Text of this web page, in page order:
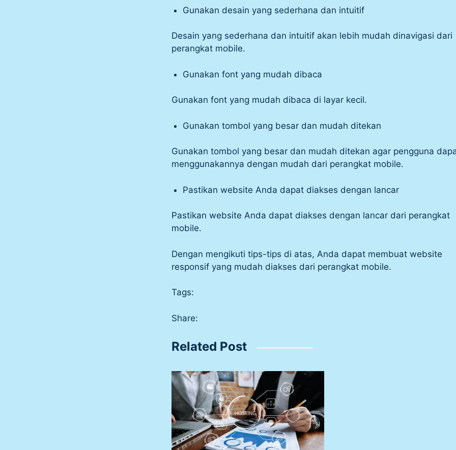
Gunakan desain yang sederhana dan intuitif
Desain yang sederhana dan intuitif akan lebih mudah dinavigasi dari
perangkat mobile.
Gunakan font yang mudah dibaca
Gunakan font yang mudah dibaca di layar kecil.
Gunakan tombol yang besar dan mudah ditekan
Gunakan tombol yang besar dan mudah ditekan agar pengguna
menggunakannya dengan mudah dari perangkat mobile.
Pastikan website Anda dapat diakses dengan lancar
Pastikan website Anda dapat diakses dengan lancar dari perangkat
mobile.
Dengan mengikuti tips-tips di atas, Anda dapat membuat website
responsif yang mudah diakses dari perangkat mobile.
Tags:
Share:
Related Post